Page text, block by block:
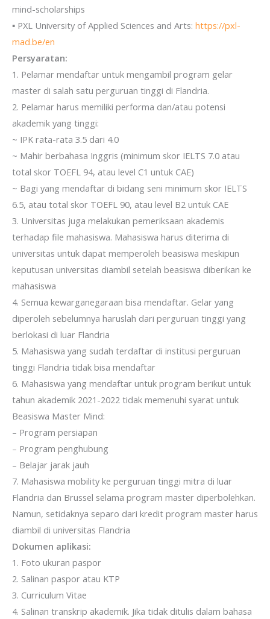
mind-scholarships
▪ PXL University of Applied Sciences and Arts: https://pxl-
mad.be/en
Persyaratan:
1. Pelamar mendaftar untuk mengambil program gelar
master di salah satu perguruan tinggi di Flandria.
2. Pelamar harus memiliki performa dan/atau potensi
akademik yang tinggi:
~ IPK rata-rata 3.5 dari 4.0
~ Mahir berbahasa Inggris (minimum skor IELTS 7.0 atau
total skor TOEFL 94, atau level C1 untuk CAE)
~ Bagi yang mendaftar di bidang seni minimum skor IELTS
6.5, atau total skor TOEFL 90, atau level B2 untuk CAE
3. Universitas juga melakukan pemeriksaan akademis
terhadap file mahasiswa. Mahasiswa harus diterima di
universitas untuk dapat memperoleh beasiswa meskipun
keputusan universitas diambil setelah beasiswa diberikan ke
mahasiswa
4. Semua kewarganegaraan bisa mendaftar. Gelar yang
diperoleh sebelumnya haruslah dari perguruan tinggi yang
berlokasi di luar Flandria
5. Mahasiswa yang sudah terdaftar di institusi perguruan
tinggi Flandria tidak bisa mendaftar
6. Mahasiswa yang mendaftar untuk program berikut untuk
tahun akademik 2021-2022 tidak memenuhi syarat untuk
Beasiswa Master Mind:
– Program persiapan
– Program penghubung
– Belajar jarak jauh
7. Mahasiswa mobility ke perguruan tinggi mitra di luar
Flandria dan Brussel selama program master diperbolehkan.
Namun, setidaknya separo dari kredit program master harus
diambil di universitas Flandria
Dokumen aplikasi:
1. Foto ukuran paspor
2. Salinan paspor atau KTP
3. Curriculum Vitae
4. Salinan transkrip akademik. Jika tidak ditulis dalam bahasa